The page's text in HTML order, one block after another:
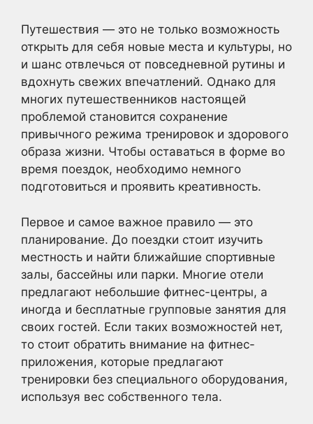
Путешествия — это не только возможность
открыть для себя новые места и культуры, но
и шанс отвлечься от повседневной рутины и
вдохнуть свежих впечатлений. Однако для
многих путешественников настоящей
проблемой становится сохранение
привычного режима тренировок и здорового
образа жизни. Чтобы оставаться в форме во
время поездок, необходимо немного
подготовиться и проявить креативность.
Первое и самое важное правило — это
планирование. До поездки стоит изучить
местность и найти ближайшие спортивные
залы, бассейны или парки. Многие отели
предлагают небольшие фитнес-центры, а
иногда и бесплатные групповые занятия для
своих гостей. Если таких возможностей нет,
то стоит обратить внимание на фитнес-
приложения, которые предлагают
тренировки без специального оборудования,
используя вес собственного тела.